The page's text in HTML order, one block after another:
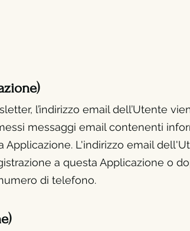
l’indirizzo email dell’Utente
messaggi email contenenti
L'indirizzo email
a questa Applicazione o
di telefono.